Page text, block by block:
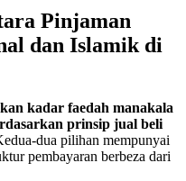
Pinjaman
dan Islamik di
kadar faedah manakala
prinsip jual beli
dua pilihan mempunyai
pembayaran berbeza dari